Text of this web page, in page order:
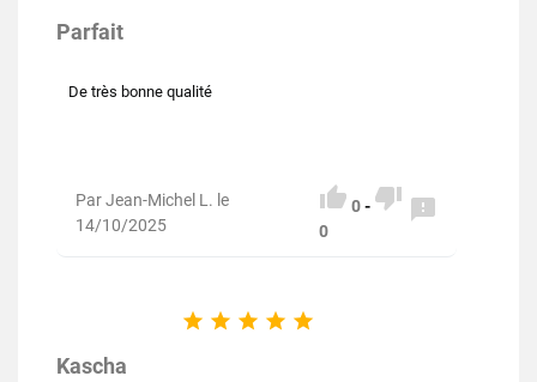
Parfait
De très bonne qualité
Par Jean-Michel L. le
14/10/2025
 0- 
0

    
Kascha